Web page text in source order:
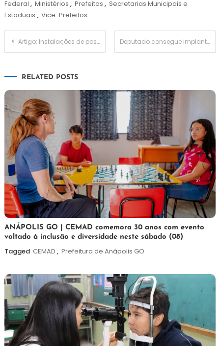
Federal , Ministérios , Prefeitos , Secretarias Municipais e
Estaduais , Vice-Prefeitos
Navegação
Artigo: Instalações de postes de energia Deputado consegue implantar internet gratuita em municípios do interior
RELATED POSTS
7
de
agosto
Maurilio
ANÁPOLIS GO | CEMAD comemora 30 anos com evento
voltado à inclusão e diversidade neste sábado (08)
Tagged CEMAD , Prefeitura de Anápolis GO